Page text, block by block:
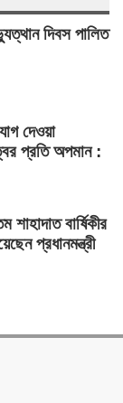
দিবস পালিত
দেওয়া
প্রতি অপমান :
বার্ষিকীর
প্রধানমন্ত্রী